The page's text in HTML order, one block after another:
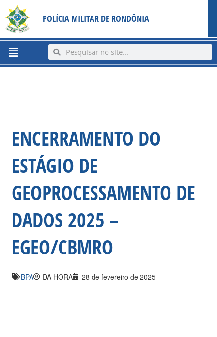
content
para
conteúdo
POLÍCIA MILITAR DE RONDÔNIA
Menu SearchSearch
ENCERRAMENTO DO
ESTÁGIO DE
GEOPROCESSAMENTO DE
DADOS 2025 –
EGEO/CBMRO
BPA DA HORA 28 de fevereiro de 2025